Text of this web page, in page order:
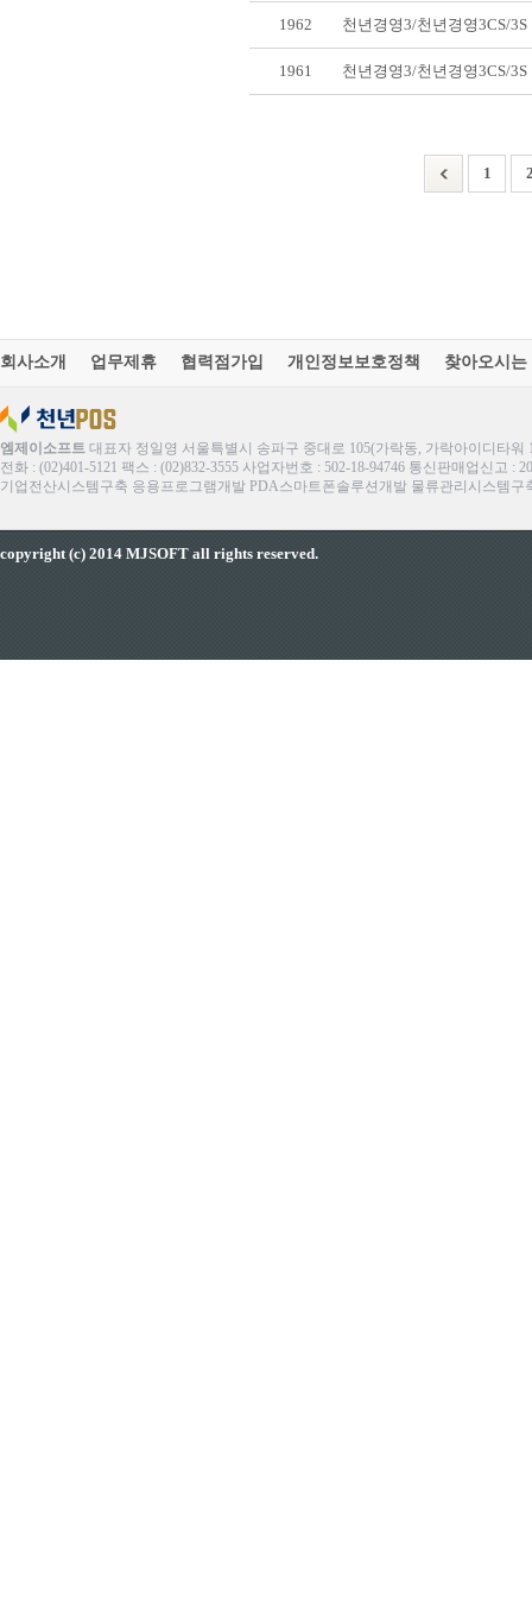
1962 천년경영3/천년경영3CS/
1961 천년경영3/천년경영3CS/
1
회사소개 업무제휴 협력점가입 개인정보보호정책 찾아오시는
엠제이소프트 대표자 정일영 서울특별시 송파구 중대로 105(가락동, 가락아이디타워
전화 : (02)401-5121 팩스 : (02)832-3555 사업자번호 : 502-18-94746 통신판매업신고 :
기업전산시스템구축 응용프로그램개발 PDA스마트폰솔루션개발 물류관리시스템구
copyright (c) 2014 MJSOFT all rights reserved.